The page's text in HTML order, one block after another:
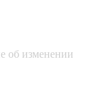
об изменении